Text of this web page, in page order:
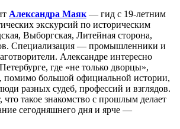
Александра Маяк — гид с 19-летним
экскурсий по историческим
Выборгская, Литейная сторона,
Специализация — промышленники и
Александре интересно
где «не только дворцы»,
помимо большой официальной истории,
разных судеб, профессий и взглядов.
что такое знакомство с прошлым делает
сегодняшнего дня и ярче —